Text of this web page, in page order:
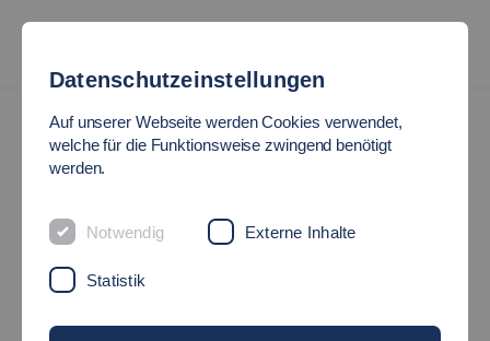
YOGA
Datenschutzeinstellungen
Auf unserer Webseite werden Cookies verwendet,
welche für die Funktionsweise zwingend benötigt
werden.
Notwendig Externe Inhalte
Statistik